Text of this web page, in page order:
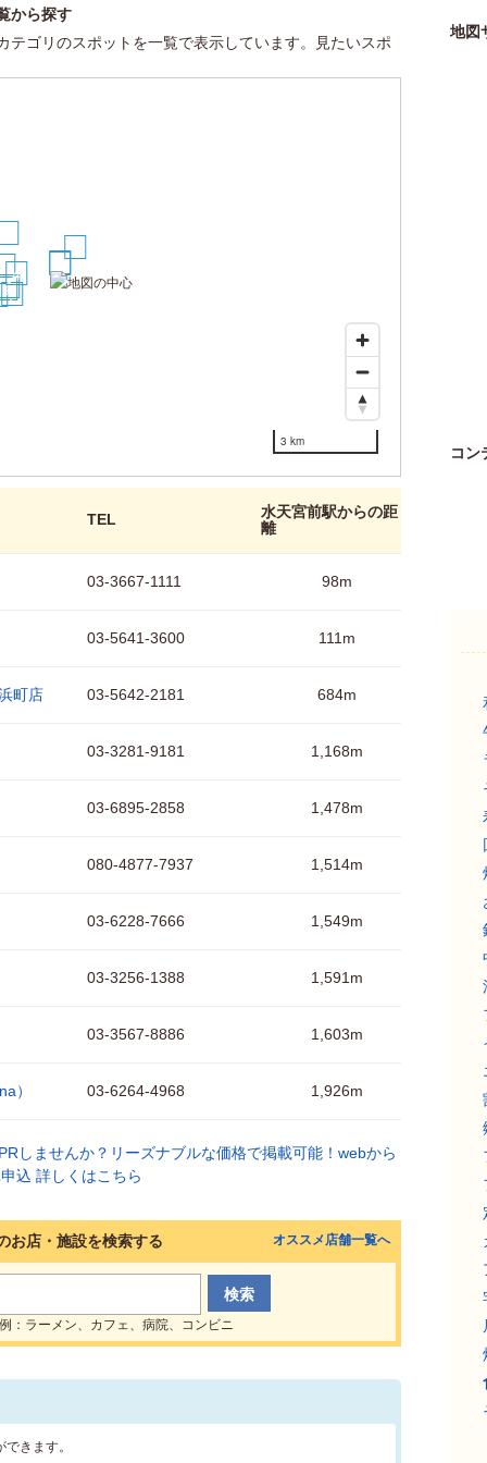
から探す
テゴリのスポットを一覧で表示しています。見たいスポ
3
4
5
67
9
3 km
TEL
水天宮前駅からの距
離
03-3667-1111 98m
03-5641-3600 111m
町店 03-5642-2181 684m
03-3281-9181 1,168m
03-6895-2858 1,478m
080-4877-7937 1,514m
03-6228-7666 1,549m
03-3256-1388 1,591m
03-3567-8886 1,603m
） 03-6264-4968 1,926m
お店・施設を検索する
例：ラーメン、カフェ、病院、コンビニ
オススメ店舗一覧へ
きます。
地図
コン